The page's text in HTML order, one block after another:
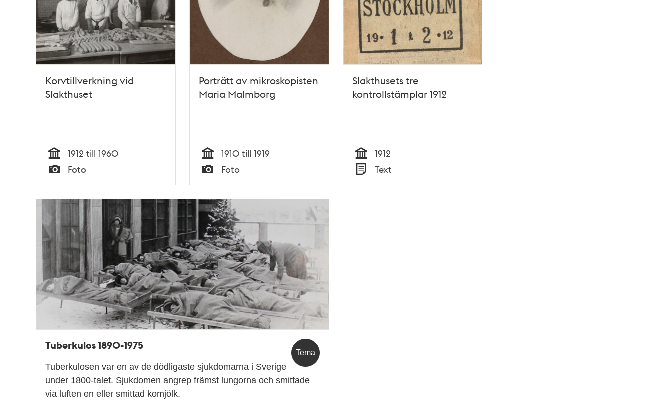
Korvtillverkning vid
Slakthuset
Tid
1912 till 1960
Typ
Foto
Porträtt av mikroskopisten
Maria Malmborg
Tid
1910 till 1919
Typ
Foto
Slakthusets tre
kontrollstämplar 1912
Tid
1912
Typ
Text
Tema
Tuberkulos 1890-1975
Tuberkulosen var en av de dödligaste sjukdomarna i Sverige
under 1800-talet. Sjukdomen angrep främst lungorna och smittade
via luften en eller smittad komjölk.